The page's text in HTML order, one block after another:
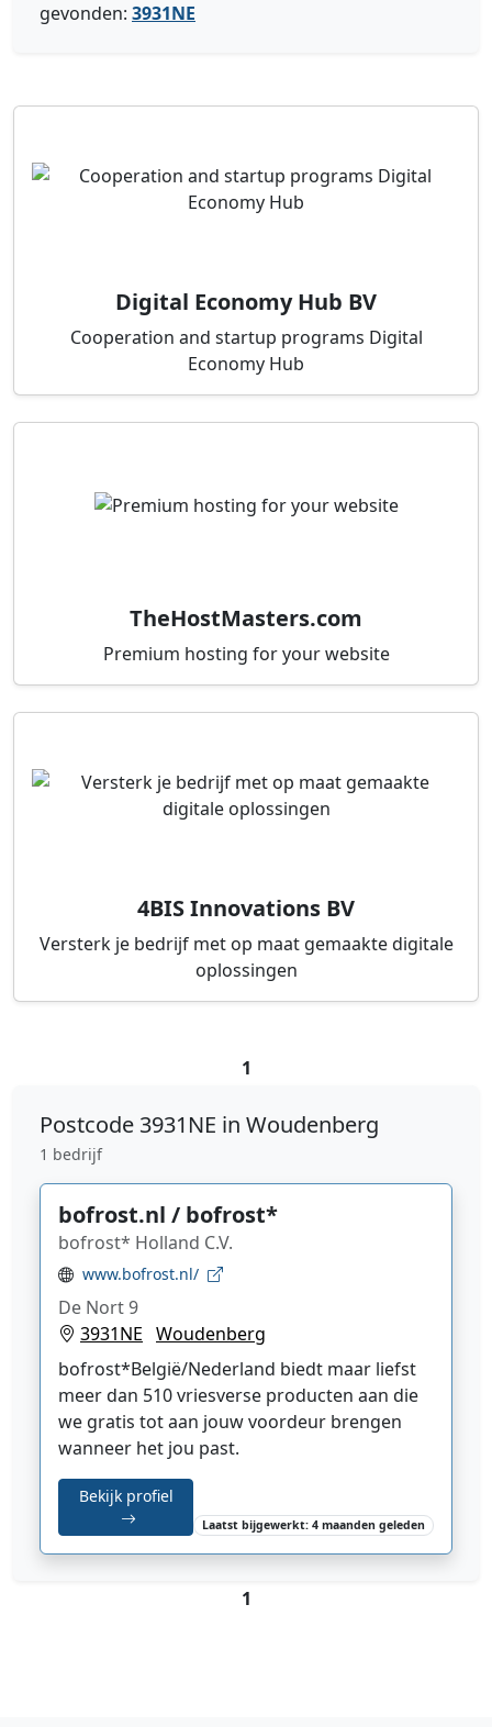
gevonden: 3931NE
Digital Economy Hub BV
Cooperation and startup programs Digital
Economy Hub
TheHostMasters.com
Premium hosting for your website
4BIS Innovations BV
Versterk je bedrijf met op maat gemaakte digitale
oplossingen
1
Postcode 3931NE in Woudenberg
1 bedrijf
bofrost.nl / bofrost*
bofrost* Holland C.V.
www.bofrost.nl/
De Nort 9
3931NE Woudenberg
bofrost*België/Nederland biedt maar liefst
meer dan 510 vriesverse producten aan die
we gratis tot aan jouw voordeur brengen
wanneer het jou past.
Bekijk profiel
Laatst bijgewerkt: 4 maanden geleden
1